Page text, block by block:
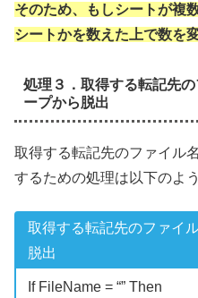
そのため、もしシートが複
シートかを数えた上で数を
処理３．取得する転記先
ープから脱出
取得する転記先のファイル
するための処理は以下のよ
取得する転記先のファイ
脱出
If FileName = “” Then